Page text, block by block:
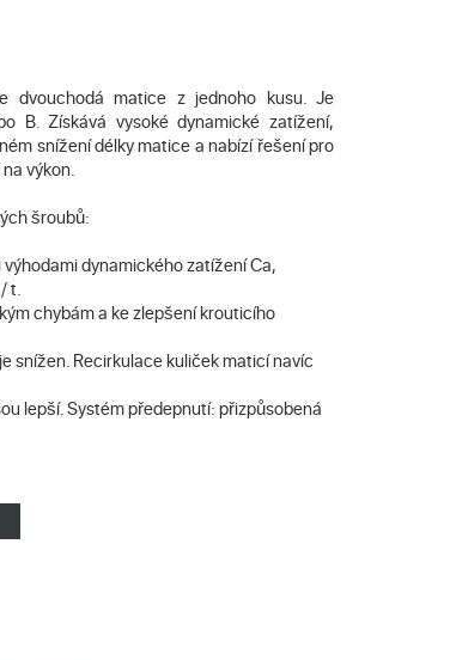
dvouchodá matice z jednoho kusu. Je
B. Získává vysoké dynamické zatížení,
snížení délky matice a nabízí řešení pro
výkon.
šroubů:
dynamického zatížení Ca,
t.
chybám a ke zlepšení krouticího
snížen. Recirkulace kuliček maticí navíc
lepší. Systém předepnutí: přizpůsobená